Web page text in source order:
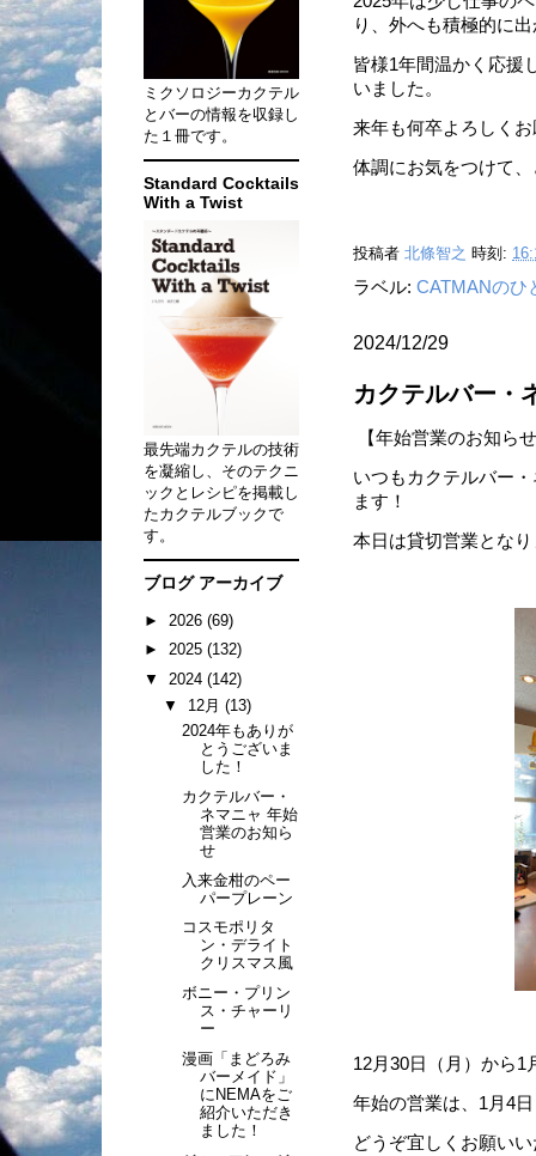
り、外へも積極的に
皆様1年間温かく応援
いました。
来年も何卒よろしく
体調にお気をつけて
投稿者 北條智之 時刻:
ラベル: CATMANのひ
2024/12/29
カクテルバー・
【年始営業のお知ら
いつもカクテルバー
ます！
本日は貸切営業とな
12月30日（月）から1
年始の営業は、1月4
どうぞ宜しくお願い
ミクソロジーカクテル
とバーの情報を収録し
た１冊です。
Standard Cocktails
With a Twist
最先端カクテルの技術
を凝縮し、そのテクニ
ックとレシピを掲載し
たカクテルブックで
す。
ブログ アーカイブ
► 2026 (69)
► 2025 (132)
▼ 2024 (142)
▼ 12月 (13)
2024年もありが
とうございま
した！
カクテルバー・
ネマニャ 年始
営業のお知ら
せ
入来金柑のペー
パープレーン
コスモポリタ
ン・デライト
クリスマス風
ボニー・プリン
ス・チャーリ
ー
漫画「まどろみ
バーメイド」
にNEMAをご
紹介いただき
ました！